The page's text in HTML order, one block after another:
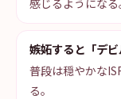
感じるようになる
嫉妬すると「デ
普段は穏やかな
る。